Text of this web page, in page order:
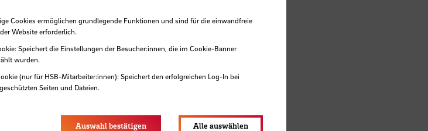
Cookies ermöglichen grundlegende Funktionen und sind für die einwandfreie
Website erforderlich.
Speichert die Einstellungen der Besucher:innen, die im Cookie-Banner
wurden.
(nur für HSB-Mitarbeiter:innen): Speichert den erfolgreichen Log-In bei
Seiten und Dateien.
Auswahl bestätigen Alle auswählen